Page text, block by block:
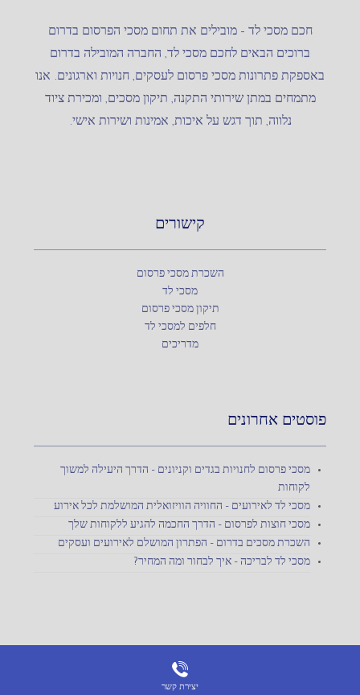
חכם מסכי לד – מובילים את תחום מסכי הפרסום בדרום
ברוכים הבאים לחכם מסכי לד, החברה המובילה בדרום
באספקת פתרונות מסכי פרסום לעסקים, חנויות וארגונים. אנו
מתמחים במתן שירותי התקנה, תיקון מסכים, ומכירת ציוד
נלווה, תוך דגש על איכות, אמינות ושירות אישי.
קישורים
השכרת מסכי פרסום
מסכי לד
תיקון מסכי פרסום
חלפים למסכי לד
מדריכים
פוסטים אחרונים
מסכי פרסום לחנויות בגדים וקניונים – הדרך היעילה למשוך
לקוחות
מסכי לד לאירועים – החוויה הוויזואלית המושלמת לכל אירוע
מסכי חוצות לפרסום – הדרך החכמה להגיע ללקוחות שלך
השכרת מסכים בדרום – הפתרון המושלם לאירועים ועסקים
מסכי לד לבריכה – איך לבחור ומה המחיר?
יצירת קשר